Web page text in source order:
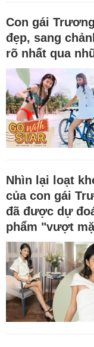
Con gái
đẹp, sang
rõ nhất qua
Nhìn lại loạt
của con gái
đã được dự
phẩm "vượt